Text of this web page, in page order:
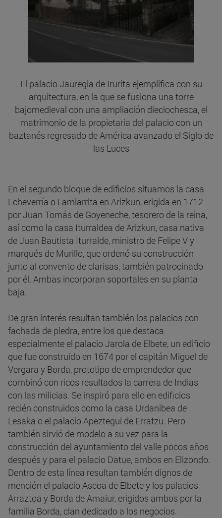
El palacio Jauregia de Irurita ejemplifica con su
arquitectura, en la que se fusiona una torre
bajomedieval con una ampliación dieciochesca, el
matrimonio de la propietaria del palacio con un
baztanés regresado de América avanzado el Siglo de
las Luces
En el segundo bloque de edificios situamos la casa
Echeverría o Lamiarrita en Arizkun, erigida en 1712
por Juan Tomás de Goyeneche, tesorero de la reina,
así como la casa Iturraldea de Arizkun, casa nativa
de Juan Bautista Iturralde, ministro de Felipe V y
marqués de Murillo, que ordenó su construcción
junto al convento de clarisas, también patrocinado
por él. Ambas incorporan soportales en su planta
baja.
De gran interés resultan también los palacios con
fachada de piedra, entre los que destaca
especialmente el palacio Jarola de Elbete, un edificio
que fue construido en 1674 por el capitán Miguel de
Vergara y Borda, prototipo de emprendedor que
combinó con ricos resultados la carrera de Indias
con las milicias. Se inspiró para ello en edificios
recién construidos como la casa Urdanibea de
Lesaka o el palacio Apeztegui de Erratzu. Pero
también sirvió de modelo a su vez para la
construcción del ayuntamiento del valle pocos años
después y para el palacio Datue, ambos en Elizondo.
Dentro de esta línea resultan también dignos de
mención el palacio Ascoa de Elbete y los palacios
Arraztoa y Borda de Amaiur, erigidos ambos por la
familia Borda, clan dedicado a los negocios.